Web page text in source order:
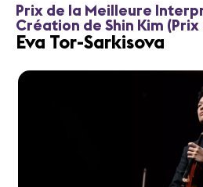
Prix de la Meilleure
Création de Shin Kim
Eva Tor-Sarkisova